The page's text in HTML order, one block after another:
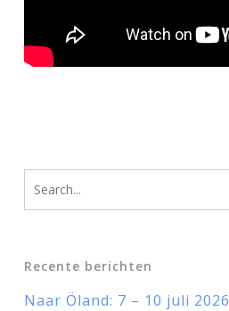
Recente berichten
Naar Öland: 7 – 10 juli 2026